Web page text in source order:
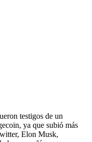
testigos de un
ya que subió más
Elon Musk,